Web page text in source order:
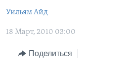
основной
Перейти
поиск
ПОЧЕМУ ЭТО ВАЖНО?
ДИСКУССИЯ VOA
НАША АМЕРИКАНСКАЯ ИСТОРИЯ
А КАК В АМЕРИКЕ?
АРТЕФАКТЫ
ИНТЕРВЬЮ
ФАКТЫ ПРОТИВ ФЕЙКОВ
ЗА СВОБОДУ ПРЕССЫ
Уильям Айд
18 Март, 2010 03:00
Поделиться